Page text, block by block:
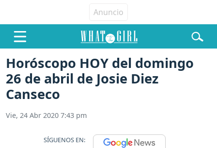
Horóscopo HOY del domingo
26 de abril de Josie Diez
Canseco
Vie, 24 Abr 2020 7:43 pm
SÍGUENOS EN: